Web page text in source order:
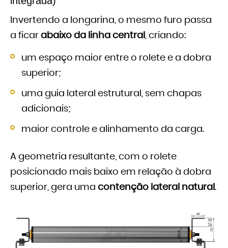
Invertendo a longarina, o mesmo furo passa
a ficar abaixo da linha central , criando:
um espaço maior entre o rolete e a dobra
superior;
uma guia lateral estrutural, sem chapas
adicionais;
maior controle e alinhamento da carga.
A geometria resultante, com o rolete
posicionado mais baixo em relação à dobra
superior, gera uma contenção lateral natural .